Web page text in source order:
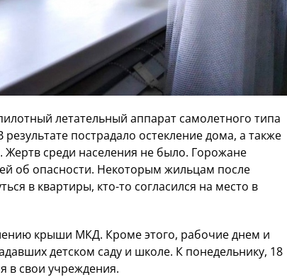
летательный аппарат самолетного типа
пострадало остекление дома, а также
среди населения не было. Горожане
об опасности. Некоторым жильцам после
в квартиры, кто-то согласился на место в
крыши МКД. Кроме этого, рабочие днем и
детском саду и школе. К понедельнику, 18
в свои учреждения.